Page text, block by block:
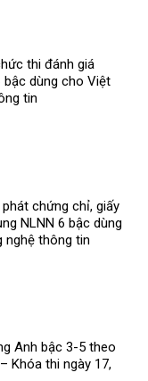
thi đánh giá
bậc dùng cho Việt
tin
chứng chỉ, giấy
NLNN 6 bậc dùng
nghệ thông tin
Anh bậc 3-5 theo
Khóa thi ngày 17,